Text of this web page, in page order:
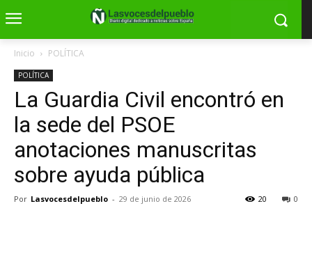
Inicio POLÍTICA
POLÍTICA
La Guardia Civil encontró en
la sede del PSOE
anotaciones manuscritas
sobre ayuda pública
Por Lasvocesdelpueblo - 29 de junio de 2026 0
20